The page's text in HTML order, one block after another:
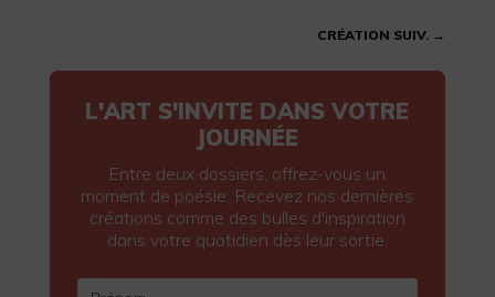
CRÉATION SUIV. →
L'ART S'INVITE DANS VOTRE
JOURNÉE
Entre deux dossiers, offrez-vous un
moment de poésie. Recevez nos dernières
créations comme des bulles d'inspiration
dans votre quotidien dès leur sortie.